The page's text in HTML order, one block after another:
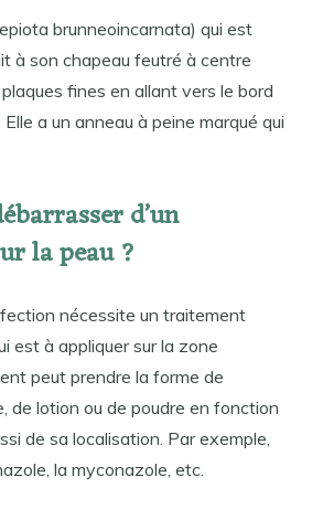
brunneoincarnata) qui est
à son chapeau feutré à centre
fines en allant vers le bord
a un anneau à peine marqué qui
d’un
la peau ?
nécessite un traitement
est à appliquer sur la zone
peut prendre la forme de
de lotion ou de poudre en fonction
de sa localisation. Par exemple,
la myconazole, etc.